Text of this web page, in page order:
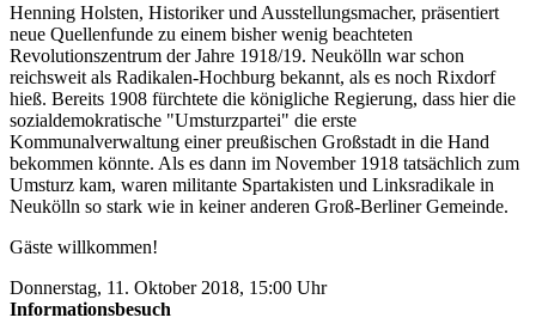
Henning Holsten, Historiker und Ausstellungsmacher, präsentiert
neue Quellenfunde zu einem bisher wenig beachteten
Revolutionszentrum der Jahre 1918/19. Neukölln war schon
reichsweit als Radikalen-Hochburg bekannt, als es noch Rixdorf
hieß. Bereits 1908 fürchtete die königliche Regierung, dass hier die
sozialdemokratische "Umsturzpartei" die erste
Kommunalverwaltung einer preußischen Großstadt in die Hand
bekommen könnte. Als es dann im November 1918 tatsächlich zum
Umsturz kam, waren militante Spartakisten und Linksradikale in
Neukölln so stark wie in keiner anderen Groß-Berliner Gemeinde.
Gäste willkommen!
Donnerstag, 11. Oktober 2018, 15:00 Uhr
Informationsbesuch